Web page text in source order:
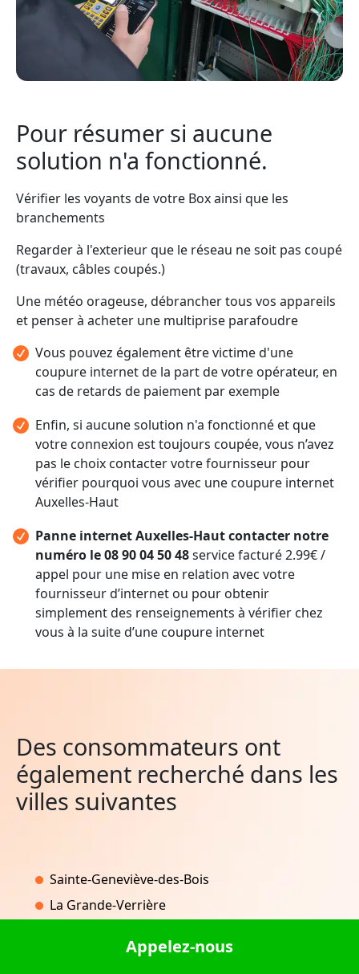
Pour résumer si aucune
solution n'a fonctionné.
Vérifier les voyants de votre Box ainsi que les
branchements
Regarder à l'exterieur que le réseau ne soit pas coupé
(travaux, câbles coupés.)
Une météo orageuse, débrancher tous vos appareils
et penser à acheter une multiprise parafoudre
Vous pouvez également être victime d'une
coupure internet de la part de votre opérateur, en
cas de retards de paiement par exemple
Enfin, si aucune solution n'a fonctionné et que
votre connexion est toujours coupée, vous n’avez
pas le choix contacter votre fournisseur pour
vérifier pourquoi vous avec une coupure internet
Auxelles-Haut
Panne internet Auxelles-Haut contacter notre
numéro le 08 90 04 50 48service facturé 2.99€ /
appel pour une mise en relation avec votre
fournisseur d’internet ou pour obtenir
simplement des renseignements à vérifier chez
vous à la suite d’une coupure internet
Des consommateurs ont
également recherché dans les
villes suivantes
Sainte-Geneviève-des-Bois
La Grande-Verrière
La Haye-du-TheilAppelez-nous